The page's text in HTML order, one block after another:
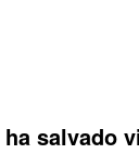
ha salvado